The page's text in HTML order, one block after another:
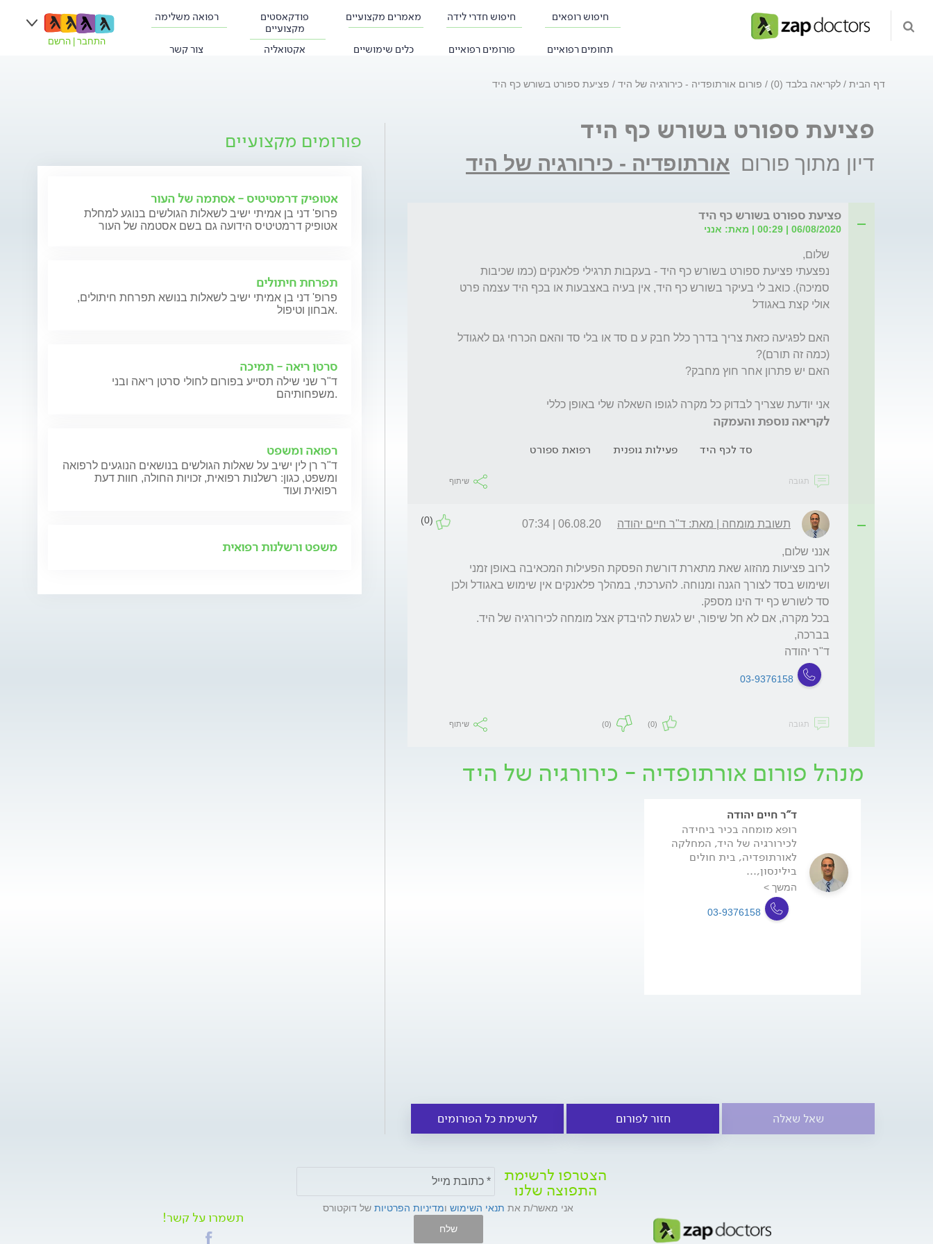
חיפוש רופאים חיפוש חדרי לידה מאמרים מקצועיים
פודקאסטים
מקצועיים
רפואה משלימה
תחומים רפואיים פורומים רפואיים כלים שימושיים אקטואליה צור קשר
התחבר הרשם
דף הבית לקריאה בלבד (0) פורום אורתופדיה - כירורגיה של היד פציעת ספורט בשורש כף היד
פציעת ספורט בשורש כף היד
דיון מתוך פורום אורתופדיה - כירורגיה של היד
פציעת ספורט בשורש כף היד
06/08/2020 | 00:29 | מאת: אנני
אני יודעת שצריך לבדוק כל מקרה לגופו השאלה שלי באופן כללי
לקריאה נוספת והעמקה
סד לכף היד פעילות גופנית רפואת ספורט
תגובה שיתוף
תשובת מומחה | מאת: ד"ר חיים יהודה 06.08.20 | 07:34
(0)
ד"ר יהודה
03-9376158
תגובה (0)
(0) שיתוף
מנהל פורום אורתופדיה - כירורגיה של היד
ד"ר חיים יהודה
רופא מומחה בכיר ביחידה
לכירורגיה של היד, המחלקה
לאורתופדיה, בית חולים
בילינסון,...
המשך >
03-9376158
שאל שאלה חזור לפורום לרשימת כל הפורומים
פורומים מקצועיים
אטופיק דרמטיטיס - אסתמה של העור
פרופ' דני בן אמיתי ישיב לשאלות הגולשים בנוגע למחלת
אטופיק דרמטיטיס הידועה גם בשם אסטמה של העור
תפרחת חיתולים
פרופ' דני בן אמיתי ישיב לשאלות בנושא תפרחת חיתולים,
אבחון וטיפול.
סרטן ריאה - תמיכה
ד"ר שני שילה תסייע בפורום לחולי סרטן ריאה ובני
משפחותיהם.
רפואה ומשפט
ד"ר רן לין ישיב על שאלות הגולשים בנושאים הנוגעים לרפואה
ומשפט, כגון: רשלנות רפואית, זכויות החולה, חוות דעת
רפואית ועוד
משפט ורשלנות רפואית
הצטרפו לרשימת
התפוצה שלנו
אני מאשר/ת את תנאי השימוש ומדיניות הפרטיות של דוקטורס
שלח
תשמרו על קשר!